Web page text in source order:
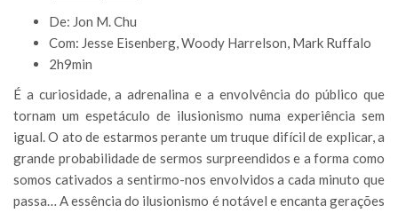
De: Jon M. Chu
Com: Jesse Eisenberg, Woody Harrelson, Mark Ruffalo
2h9min
É a curiosidade, a adrenalina e a envolvência do público que
tornam um espetáculo de ilusionismo numa experiência sem
igual. O ato de estarmos perante um truque difícil de explicar, a
grande probabilidade de sermos surpreendidos e a forma como
somos cativados a sentirmo-nos envolvidos a cada minuto que
passa… A essência do ilusionismo é notável e encanta gerações